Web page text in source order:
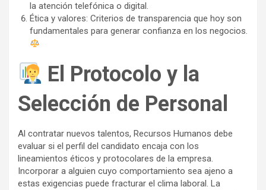
la atención telefónica o digital.
Ética y valores: Criterios de transparencia que hoy son
fundamentales para generar confianza en los negocios.
El Protocolo y la
Selección de Personal
Al contratar nuevos talentos, Recursos Humanos debe
evaluar si el perfil del candidato encaja con los
lineamientos éticos y protocolares de la empresa.
Incorporar a alguien cuyo comportamiento sea ajeno a
estas exigencias puede fracturar el clima laboral. La